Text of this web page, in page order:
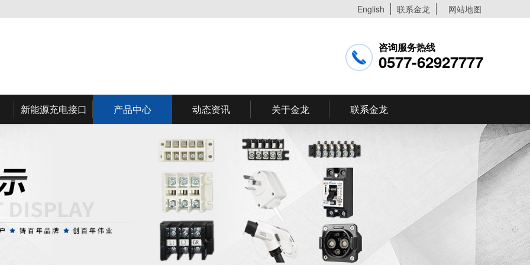
English 联系金龙 网站地图
咨询服务热线
0577-62927777
新能源充电接口 产品中心 动态资讯 关于金龙 联系金龙